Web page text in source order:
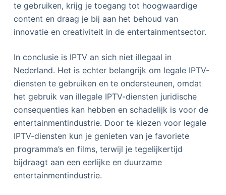
te gebruiken, krijg je toegang tot hoogwaardige
content en draag je bij aan het behoud van
innovatie en creativiteit in de entertainmentsector.
In conclusie is IPTV an sich niet illegaal in
Nederland. Het is echter belangrijk om legale IPTV-
diensten te gebruiken en te ondersteunen, omdat
het gebruik van illegale IPTV-diensten juridische
consequenties kan hebben en schadelijk is voor de
entertainmentindustrie. Door te kiezen voor legale
IPTV-diensten kun je genieten van je favoriete
programma’s en films, terwijl je tegelijkertijd
bijdraagt aan een eerlijke en duurzame
entertainmentindustrie.